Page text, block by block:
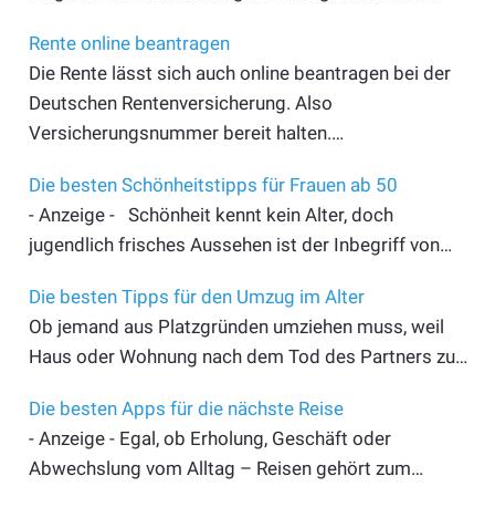
Rente online beantragen
Die Rente lässt sich auch online beantragen bei der
Deutschen Rentenversicherung. Also
Versicherungsnummer bereit halten.…
Die besten Schönheitstipps für Frauen ab 50
- Anzeige - Schönheit kennt kein Alter, doch
jugendlich frisches Aussehen ist der Inbegriff von…
Die besten Tipps für den Umzug im Alter
Ob jemand aus Platzgründen umziehen muss, weil
Haus oder Wohnung nach dem Tod des Partners zu…
Die besten Apps für die nächste Reise
- Anzeige - Egal, ob Erholung, Geschäft oder
Abwechslung vom Alltag – Reisen gehört zum…